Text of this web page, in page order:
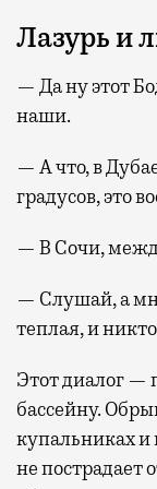
Лазурь и
— Да ну этот
наши.
— А что, в
градусов, это
— В Сочи,
— Слушай, а
теплая, и
Этот диалог —
бассейну.
купальниках
не пострадает